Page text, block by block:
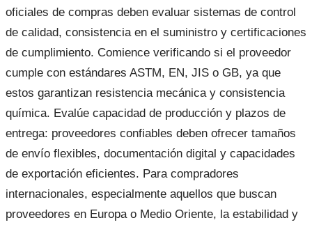
oficiales de compras deben evaluar sistemas de control
de calidad, consistencia en el suministro y certificaciones
de cumplimiento. Comience verificando si el proveedor
cumple con estándares ASTM, EN, JIS o GB, ya que
estos garantizan resistencia mecánica y consistencia
química. Evalúe capacidad de producción y plazos de
entrega: proveedores confiables deben ofrecer tamaños
de envío flexibles, documentación digital y capacidades
de exportación eficientes. Para compradores
internacionales, especialmente aquellos que buscan
proveedores en Europa o Medio Oriente, la estabilidad y